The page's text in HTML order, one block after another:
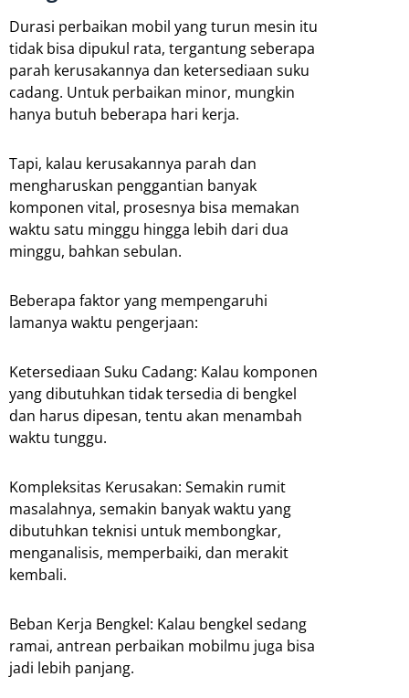
Durasi perbaikan mobil yang turun mesin itu
tidak bisa dipukul rata, tergantung seberapa
parah kerusakannya dan ketersediaan suku
cadang. Untuk perbaikan minor, mungkin
hanya butuh beberapa hari kerja.
Tapi, kalau kerusakannya parah dan
mengharuskan penggantian banyak
komponen vital, prosesnya bisa memakan
waktu satu minggu hingga lebih dari dua
minggu, bahkan sebulan.
Beberapa faktor yang mempengaruhi
lamanya waktu pengerjaan:
Ketersediaan Suku Cadang: Kalau komponen
yang dibutuhkan tidak tersedia di bengkel
dan harus dipesan, tentu akan menambah
waktu tunggu.
Kompleksitas Kerusakan: Semakin rumit
masalahnya, semakin banyak waktu yang
dibutuhkan teknisi untuk membongkar,
menganalisis, memperbaiki, dan merakit
kembali.
Beban Kerja Bengkel: Kalau bengkel sedang
ramai, antrean perbaikan mobilmu juga bisa
jadi lebih panjang.